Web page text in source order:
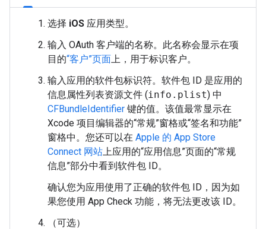
选择 iOS 应用类型。
输入 OAuth 客户端的名称。此名称会显示在项
目的“客户”页面上，用于标识客户。
输入应用的软件包标识符。软件包 ID 是应用的
信息属性列表资源文件 (info.plist) 中
CFBundleIdentifier 键的值。该值最常显示在
Xcode 项目编辑器的“常规”窗格或“签名和功能”
窗格中。您还可以在 Apple 的 App Store
Connect 网站上应用的“应用信息”页面的“常规
信息”部分中看到软件包 ID。
确认您为应用使用了正确的软件包 ID，因为如
果您使用 App Check 功能，将无法更改该 ID。
（可选）